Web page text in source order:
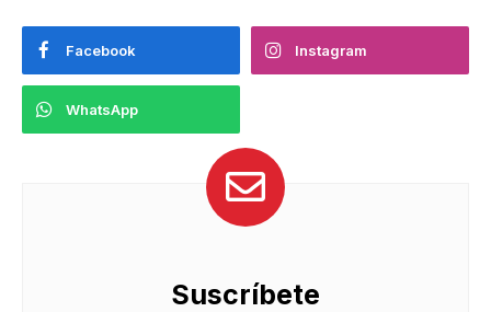
Facebook Instagram
WhatsApp
Suscríbete